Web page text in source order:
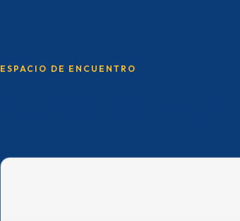
ESPACIO DE ENCUENTRO